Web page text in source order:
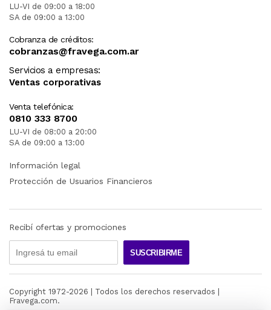
LU-VI de 09:00 a 18:00
SA de 09:00 a 13:00
Cobranza de créditos:
cobranzas@fravega.com.ar
Servicios a empresas:
Ventas corporativas
Venta telefónica:
0810 333 8700
LU-VI de 08:00 a 20:00
SA de 09:00 a 13:00
Información legal
Protección de Usuarios Financieros
Recibí ofertas y promociones
SUSCRIBIRME
Copyright 1972-2026 | Todos los derechos reservados |
Fravega.com.